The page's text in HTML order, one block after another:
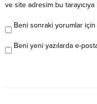
ve site adresim bu
Beni sonraki yorumlar
Beni yeni yazılarda e-